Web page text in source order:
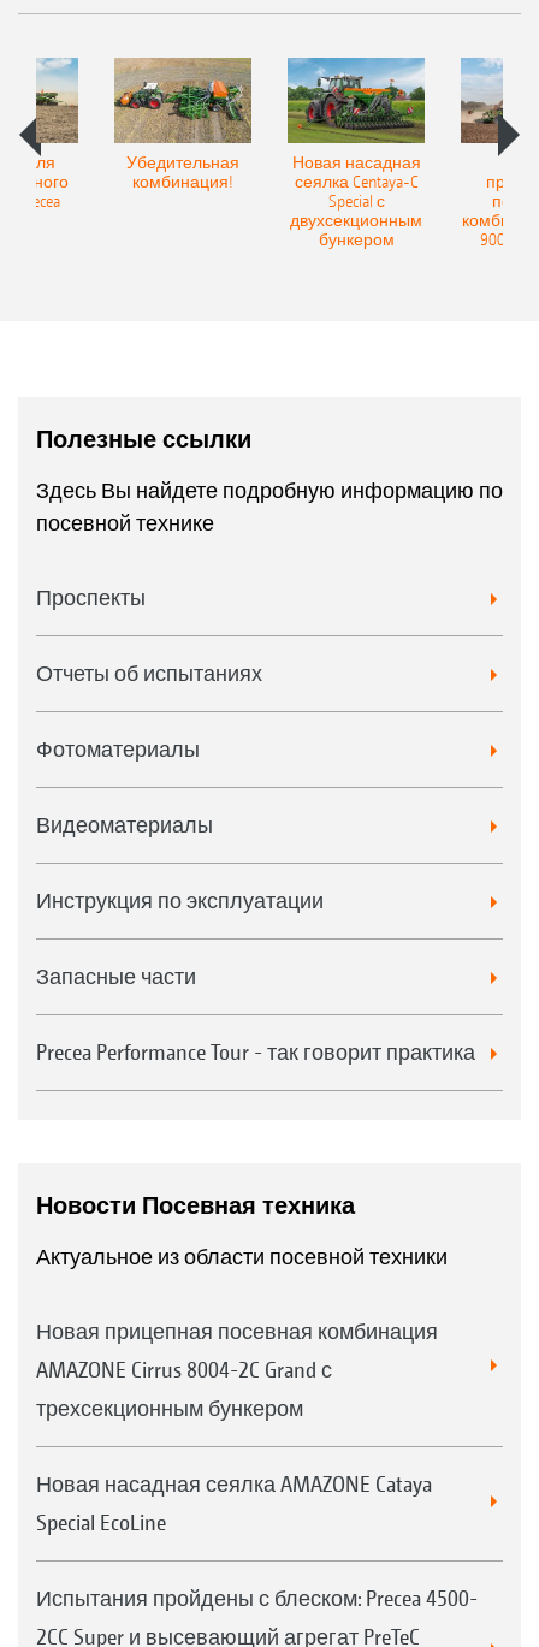
для
точного
Precea
Убедительная
комбинация!
Новая насадная
сеялка Centaya-C
Special с
двухсекционным
бункером
9004-
Полезные ссылки
Здесь Вы найдете подробную информацию по
посевной технике
Проспекты
Отчеты об испытаниях
Фотоматериалы
Видеоматериалы
Инструкция по эксплуатации
Запасные части
Precea Performance Tour - так говорит практика
Новости Посевная техника
Актуальное из области посевной техники
Новая прицепная посевная комбинация
AMAZONE Cirrus 8004-2C Grand с
трехсекционным бункером
Новая насадная сеялка AMAZONE Cataya
Special EcoLine
Испытания пройдены с блеском: Precea 4500-
2CC Super и высевающий агрегат PreTeC